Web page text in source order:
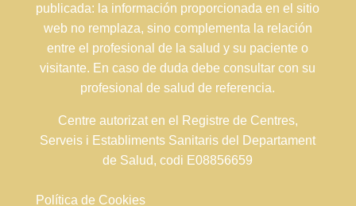
publicada: la información proporcionada en el sitio
web no remplaza, sino complementa la relación
entre el profesional de la salud y su paciente o
visitante. En caso de duda debe consultar con su
profesional de salud de referencia.
Centre autorizat en el Registre de Centres,
Serveis i Establiments Sanitaris del Departament
de Salud, codi E08856659
Política de Cookies